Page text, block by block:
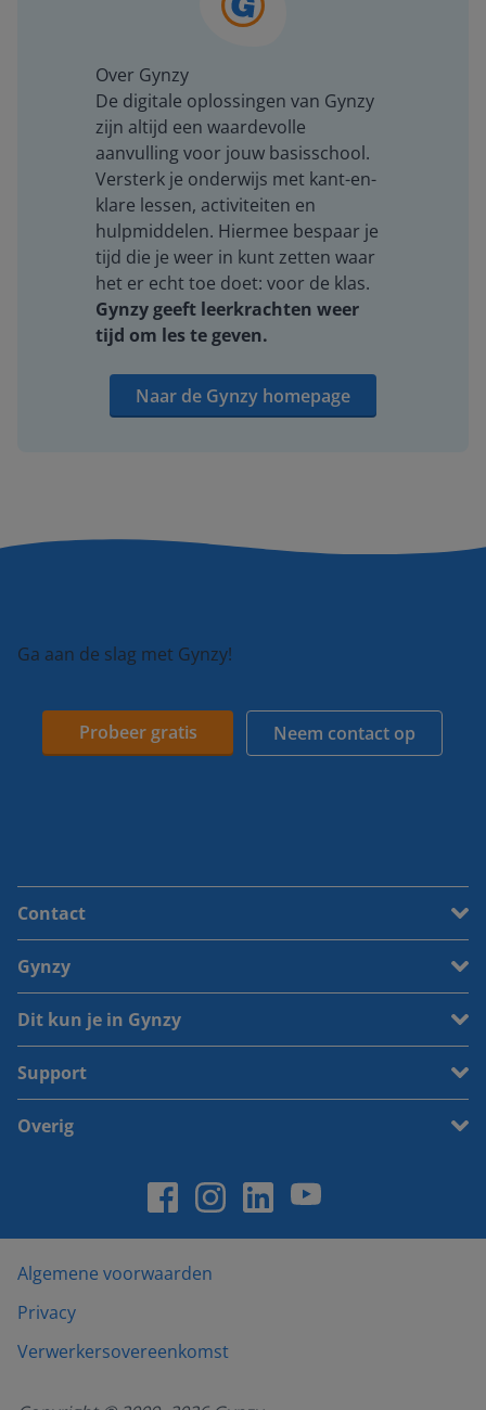
Over Gynzy
De digitale oplossingen van Gynzy
zijn altijd een waardevolle
aanvulling voor jouw basisschool.
Versterk je onderwijs met kant-en-
klare lessen, activiteiten en
hulpmiddelen. Hiermee bespaar je
tijd die je weer in kunt zetten waar
het er echt toe doet: voor de klas.
Gynzy geeft leerkrachten weer
tijd om les te geven.
Naar de Gynzy homepage
Ga aan de slag met Gynzy!
Probeer gratis Neem contact op
Contact
Gynzy
Dit kun je in Gynzy
Support
Overig
Algemene voorwaarden
Privacy
Verwerkersovereenkomst